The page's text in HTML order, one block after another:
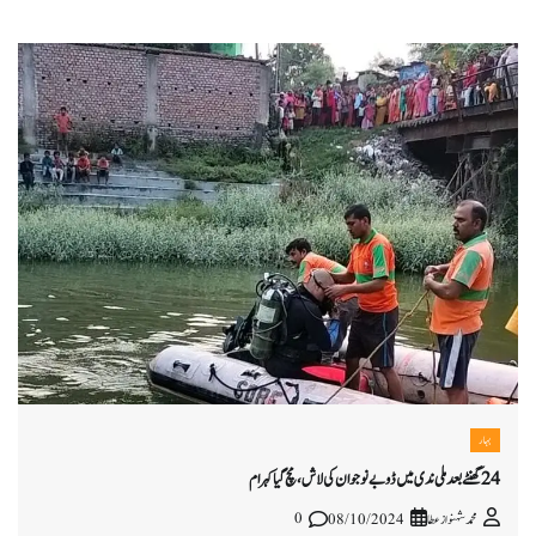
بہار
24 گھنٹے بعد ملی ندی میں ڈوبے نوجوان کی لاش، مچ گیا کہرام
محمد شہنواز عطا 08/10/2024
0